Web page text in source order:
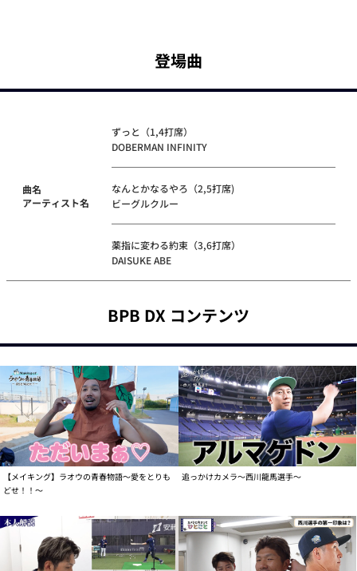
登場曲
曲名
アーティスト名
ずっと（1,4打席）
DOBERMAN INFINITY
なんとかなるやろ（2,5打席)
ビーグルクルー
薬指に変わる約束（3,6打席）
DAISUKE ABE
BPB DX コンテンツ
【メイキング】ラオウの青春物語～愛をとりも
どせ！！～
追っかけカメラ～西川龍馬選手～